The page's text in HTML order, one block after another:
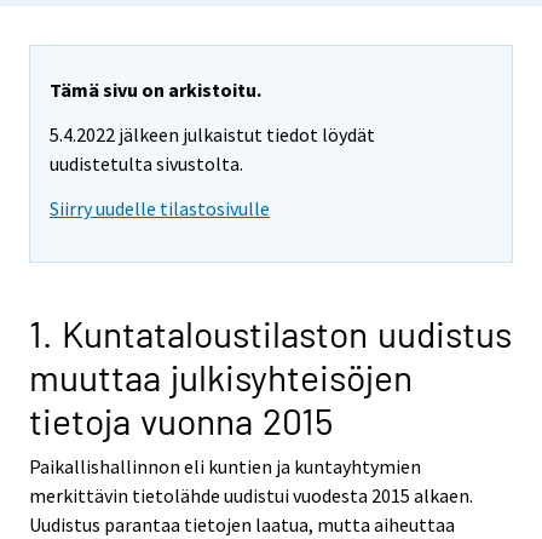
Tämä sivu on arkistoitu.
5.4.2022 jälkeen julkaistut tiedot löydät
uudistetulta sivustolta.
Siirry uudelle tilastosivulle
1. Kuntataloustilaston uudistus
muuttaa julkisyhteisöjen
tietoja vuonna 2015
Paikallishallinnon eli kuntien ja kuntayhtymien
merkittävin tietolähde uudistui vuodesta 2015 alkaen.
Uudistus parantaa tietojen laatua, mutta aiheuttaa